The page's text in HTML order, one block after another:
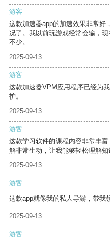
游客
这款加速器app的加速效果非常好
况了。我以前玩游戏经常会输，
不少。
2025-09-13
游客
这款加速器VPM应用程序已经为
护。
2025-09-13
游客
这款学习软件的课程内容非常丰
解非常生动，让我能够轻松理解知
2025-09-13
游客
这款app就像我的私人导游，带我
2025-09-13
游客